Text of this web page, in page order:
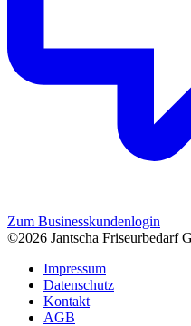
Zum Businesskundenlogin
©2026 Jantscha Friseurbedarf
Impressum
Datenschutz
Kontakt
AGB